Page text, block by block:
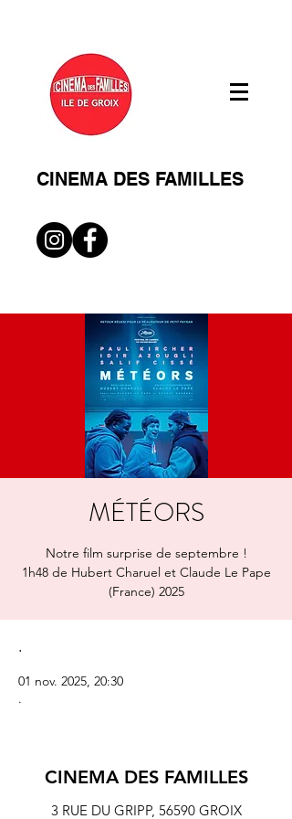
CINEMA DES FAMILLES
MÉTÉORS
Notre film surprise de septembre !
1h48 de Hubert Charuel et Claude Le Pape
(France) 2025
.
01 nov. 2025, 20:30
.
CINEMA DES FAMILLES
3 RUE DU GRIPP, 56590 GROIX